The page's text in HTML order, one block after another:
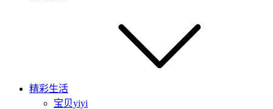
精彩生活
宝贝yiyi